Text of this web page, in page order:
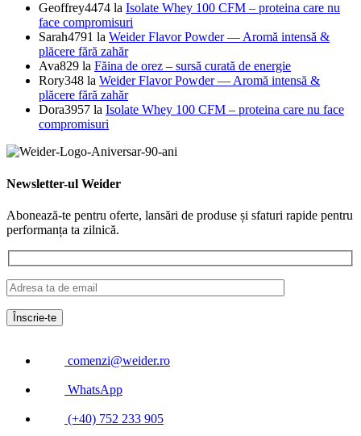
Geoffrey4474 la Isolate Whey 100 CFM – proteina care nu
face compromisuri
Sarah4791 la Weider Flavor Powder — Aromă intensă &
plăcere fără zahăr
Ava829 la Făina de orez – sursă curată de energie
Rory348 la Weider Flavor Powder — Aromă intensă &
plăcere fără zahăr
Dora3957 la Isolate Whey 100 CFM – proteina care nu face
compromisuri
Newsletter-ul Weider
Abonează-te pentru oferte, lansări de produse și sfaturi rapide pentru
performanța ta zilnică.
comenzi@weider.ro
WhatsApp
(+40) 752 233 905